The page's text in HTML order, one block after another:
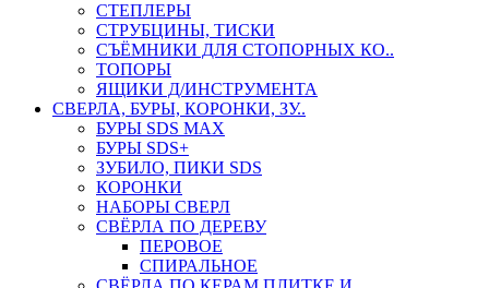
СТЕПЛЕРЫ
СТРУБЦИНЫ, ТИСКИ
СЪЁМНИКИ ДЛЯ СТОПОРНЫХ КО..
ТОПОРЫ
ЯЩИКИ Д/ИНСТРУМЕНТА
СВЕРЛА, БУРЫ, КОРОНКИ, ЗУ..
БУРЫ SDS MAX
БУРЫ SDS+
ЗУБИЛО, ПИКИ SDS
КОРОНКИ
НАБОРЫ СВЕРЛ
СВЁРЛА ПО ДЕРЕВУ
ПЕРОВОЕ
СПИРАЛЬНОЕ